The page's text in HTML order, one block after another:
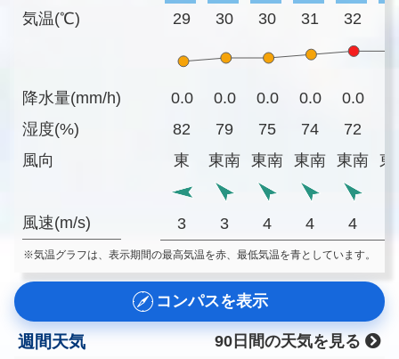
気温(℃)
降水量(mm/h)
湿度(%)
風向
風速(m/s)
29 30 30 31 32
0.0 0.0 0.0 0.0 0.0
82
79 75 74 72
東
東南 東南 東南 東南 東
3 3 4 4 4
※気温グラフは、表示期間の最高気温を赤、最低気温を青としています。
コンパスを表示
週間天気
90日間の天気を見る